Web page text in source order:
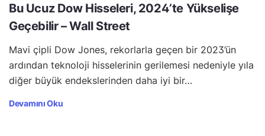
Bu Ucuz Dow Hisseleri, 2024’te Yükselişe
Geçebilir – Wall Street
Mavi çipli Dow Jones, rekorlarla geçen bir 2023’ün
ardından teknoloji hisselerinin gerilemesi nedeniyle yıla
diğer büyük endekslerinden daha iyi bir…
Devamını Oku